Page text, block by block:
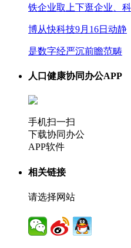
铁企业取上下逛企业、
博从快科技9月16日动静
是数字经严沉前瞻范畴
人口健康协同办公APP
手机扫一扫
下载协同办公
APP软件
相关链接
请选择网站